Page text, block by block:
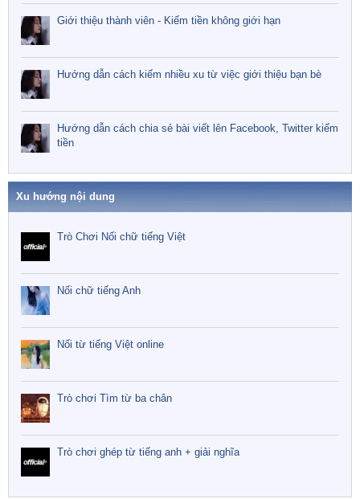
Giới thiệu thành viên - Kiếm tiền không giới hạn
Hướng dẫn cách kiếm nhiều xu từ việc giới thiệu bạn bè
Hướng dẫn cách chia sẻ bài viết lên Facebook, Twitter kiếm
tiền
Xu hướng nội dung
Trò Chơi Nối chữ tiếng Việt
Nối chữ tiếng Anh
Nối từ tiếng Việt online
Trò chơi Tìm từ ba chân
Trò chơi ghép từ tiếng anh + giải nghĩa